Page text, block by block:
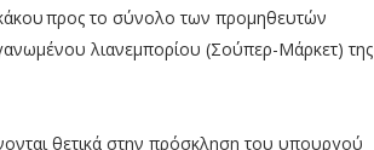
προς το σύνολο των προμηθευτών
λιανεμπορίου (Σούπερ-Μάρκετ) της
θετικά στην πρόσκληση του υπουργού